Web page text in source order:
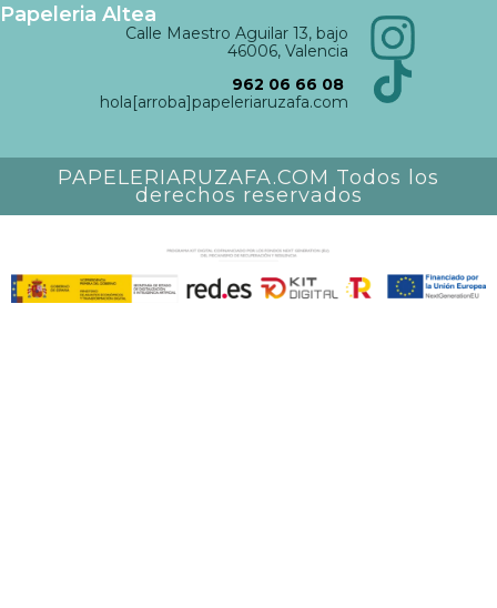
Papeleria Altea
Calle Maestro Aguilar 13, bajo
46006, Valencia
962 06 66 08
hola[arroba]papeleriaruzafa.com
PAPELERIARUZAFA.COM Todos los
derechos reservados